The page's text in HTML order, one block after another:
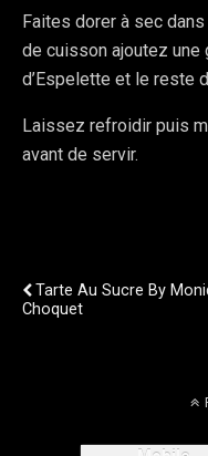
Faites dorer à sec
de cuisson ajoutez
d’Espelette et le reste
Laissez refroidir puis
avant de servir.
Tarte Au Sucre By
Choquet